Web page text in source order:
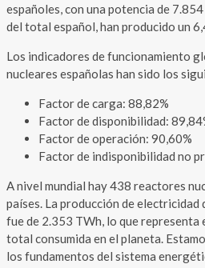
españoles, con una potencia de
del total español, han producido un
Los indicadores de funcionamiento
nucleares españolas han sido los
Factor de carga: 88,82%
Factor de disponibilidad:
Factor de operación: 90,60%
Factor de indisponibilidad no
A nivel mundial hay 438 reactores
países. La producción de
fue de 2.353 TWh, lo que representa
total consumida en el planeta.
los fundamentos del sistema